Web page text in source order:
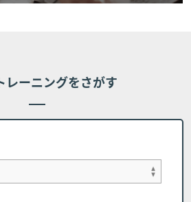
講を希望する場合、下記に記載され
さい。但し、申し込み完了時に受講
キストや受講者IDについては変更が
は受講者自身での変更をお願いする
レーニングをさがす